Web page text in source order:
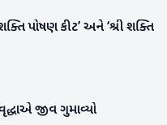
પોષણ કીટ’ અને ‘શ્રી શક્તિ
જીવ ગુમાવ્યો